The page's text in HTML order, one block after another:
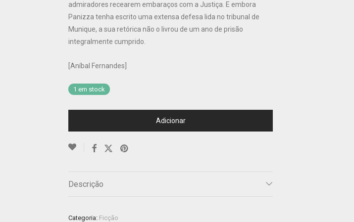
admiradores recearem embaraços com a Justiça. E embora
Panizza tenha escrito uma extensa defesa lida no tribunal de
Munique, a sua retórica não o livrou de um ano de prisão
integralmente cumprido.
[Aníbal Fernandes]
1 em stock
Adicionar
Descrição
Categoria: Ficção